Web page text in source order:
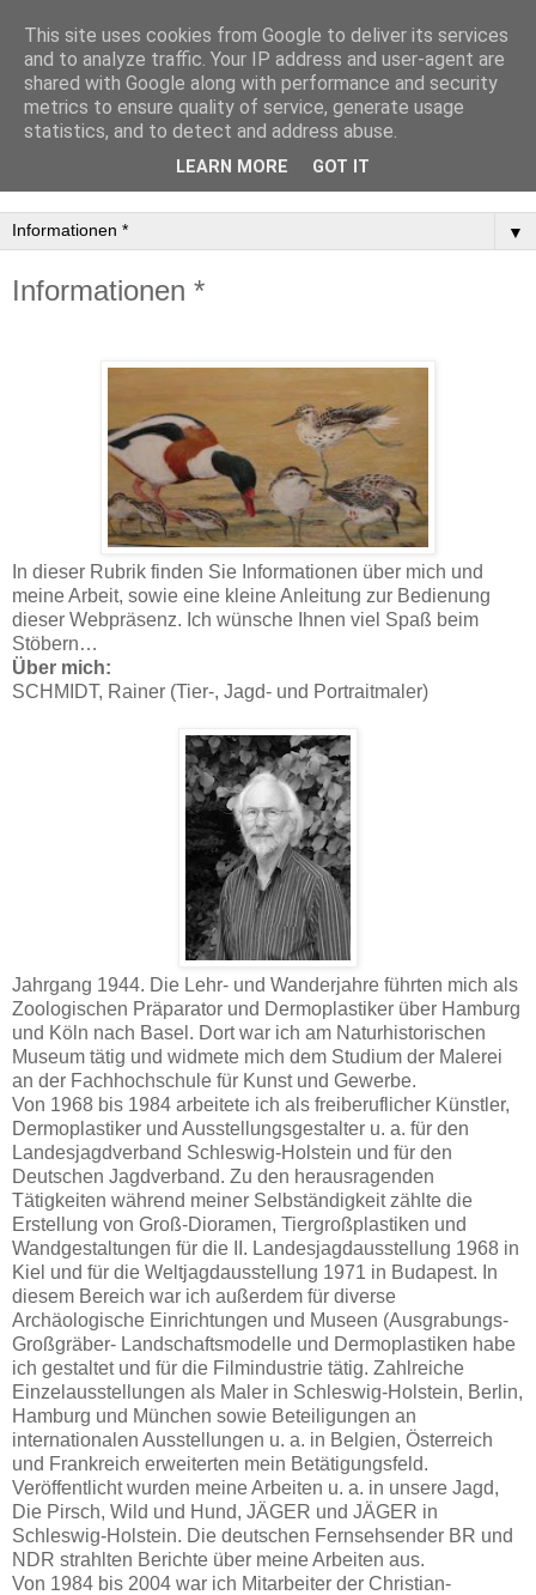
Tier-, Jagd- und
Portraitmaler Rainer
Schmidt, Arkebek
▼
Informationen *
In dieser Rubrik finden Sie Informationen über mich und
meine Arbeit, sowie eine kleine Anleitung zur Bedienung
dieser Webpräsenz. Ich wünsche Ihnen viel Spaß beim
Stöbern…
Über mich:
SCHMIDT, Rainer (Tier-, Jagd- und Portraitmaler)
Jahrgang 1944. Die Lehr- und Wanderjahre führten mich als
Zoologischen Präparator und Dermoplastiker über Hamburg
und Köln nach Basel. Dort war ich am Naturhistorischen
Museum tätig und widmete mich dem Studium der Malerei
an der Fachhochschule für Kunst und Gewerbe.
Von 1968 bis 1984 arbeitete ich als freiberuflicher Künstler,
Dermoplastiker und Ausstellungsgestalter u. a. für den
Landesjagdverband Schleswig-Holstein und für den
Deutschen Jagdverband. Zu den herausragenden
Tätigkeiten während meiner Selbständigkeit zählte die
Erstellung von Groß-Dioramen, Tiergroßplastiken und
Wandgestaltungen für die II. Landesjagdausstellung 1968 in
Kiel und für die Weltjagdausstellung 1971 in Budapest. In
diesem Bereich war ich außerdem für diverse
Archäologische Einrichtungen und Museen (Ausgrabungs-
Großgräber- Landschaftsmodelle und Dermoplastiken habe
ich gestaltet und für die Filmindustrie tätig. Zahlreiche
Einzelausstellungen als Maler in Schleswig-Holstein, Berlin,
Hamburg und München sowie Beteiligungen an
internationalen Ausstellungen u. a. in Belgien, Österreich
und Frankreich erweiterten mein Betätigungsfeld.
Veröffentlicht wurden meine Arbeiten u. a. in unsere Jagd,
Die Pirsch, Wild und Hund, JÄGER und JÄGER in
Schleswig-Holstein. Die deutschen Fernsehsender BR und
NDR strahlten Berichte über meine Arbeiten aus.
Von 1984 bis 2004 war ich Mitarbeiter der Christian-
This site uses cookies from Google to deliver its services
and to analyze traffic. Your IP address and user-agent are
shared with Google along with performance and security
metrics to ensure quality of service, generate usage
statistics, and to detect and address abuse.
LEARN MORE GOT IT